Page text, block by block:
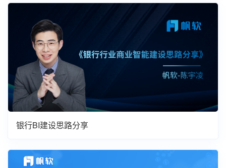
银行BI建设思路分享